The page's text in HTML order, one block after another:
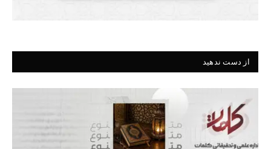
از دست ندهید